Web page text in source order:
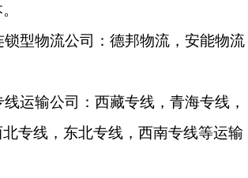
锁型物流公司：德邦物流，安能物流
运输公司：西藏专线，青海专线，
专线，东北专线，西南专线等运输